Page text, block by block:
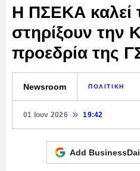
Η ΠΣΕΚΑ καλεί
στηρίξουν την
προεδρία της
Newsroom ΠΟΛΙΤΙΚΗ
01 Ιουν 2026 19:42
Add